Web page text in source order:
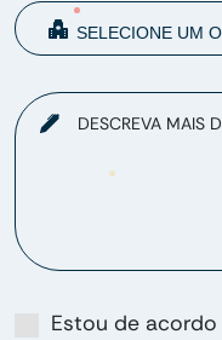
DESCREVA MAIS
Estou de